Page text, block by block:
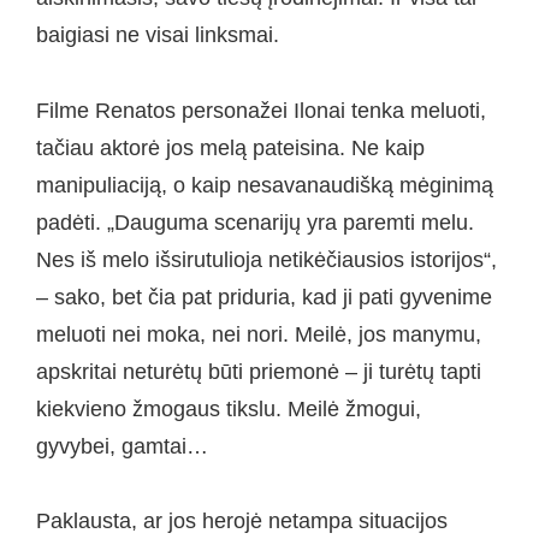
baigiasi ne visai linksmai.
Filme Renatos personažei Ilonai tenka meluoti,
tačiau aktorė jos melą pateisina. Ne kaip
manipuliaciją, o kaip nesavanaudišką mėginimą
padėti. „Dauguma scenarijų yra paremti melu.
Nes iš melo išsirutulioja netikėčiausios istorijos“,
– sako, bet čia pat priduria, kad ji pati gyvenime
meluoti nei moka, nei nori. Meilė, jos manymu,
apskritai neturėtų būti priemonė – ji turėtų tapti
kiekvieno žmogaus tikslu. Meilė žmogui,
gyvybei, gamtai…
Paklausta, ar jos herojė netampa situacijos